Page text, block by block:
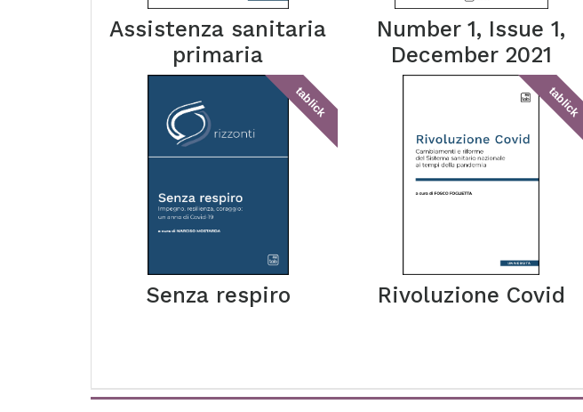
Assistenza sanitaria
primaria
Number 1, Issue 1,
December 2021
tablick
Senza respiro
tablick
Rivoluzione Covid